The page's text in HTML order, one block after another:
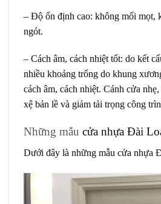
– Độ ổn định cao: không mối mọt,
ngót.
– Cách âm, cách nhiệt tốt: do kết
nhiều khoảng trống do khung
cách âm, cách nhiệt. Cánh cửa
xệ bản lề và giảm tải trọng công
Những mẫu cửa nhựa Đài
Dưới đây là những mẫu cửa nhựa